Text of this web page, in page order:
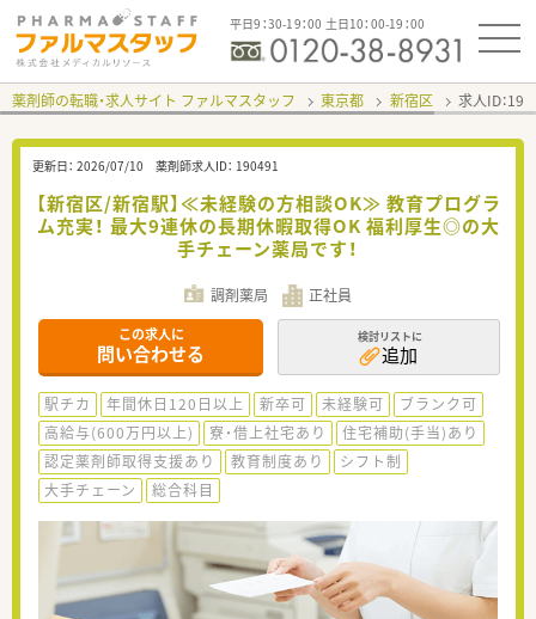
平日9：30-19：00 土日10：00-19：00
薬剤師の転職・求人サイト ファルマスタッフ 東京都 新宿区 求人ID：
更新日： 2026/07/10 薬剤師求人ID： 190491
【新宿区/新宿駅】≪未経験の方相談OK≫ 教育プログラ
ム充実！ 最大9連休の長期休暇取得OK 福利厚生◎の大
手チェーン薬局です！
調剤薬局 正社員
この求人に
問い合わせる
検討リストに
追加
駅チカ 年間休日120日以上 新卒可 未経験可
ブランク可
高給与(600万円以上)
寮・借上社宅あり
住宅補助(手当)あり
認定薬剤師取得支援あり
教育制度あり
シフト制
大手チェーン
総合科目